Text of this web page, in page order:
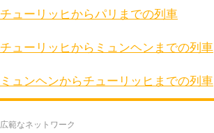
チューリッヒからパリまでの列車
チューリッヒからミュンヘンまでの列車
ミュンヘンからチューリッヒまでの列車
広範なネットワーク